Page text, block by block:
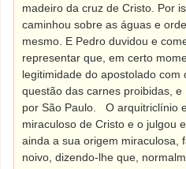
madeiro da cruz de Cristo. Por
caminhou sobre as águas e
mesmo. E Pedro duvidou e
representar que, em certo
legitimidade do apostolado com
questão das carnes proibidas,
por São Paulo.
O arquitriclínio
miraculoso de Cristo e o julgou
ainda a sua origem miraculosa,
noivo, dizendo-lhe que,